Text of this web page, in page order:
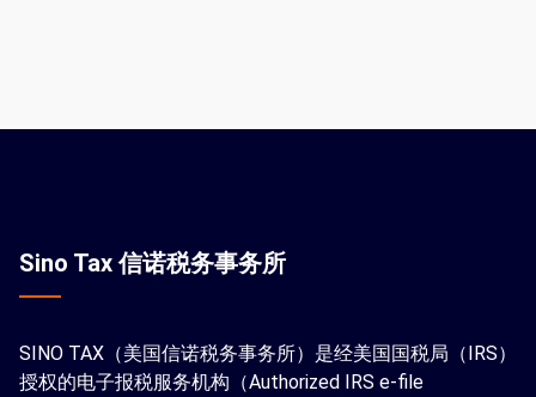
Sino Tax 信诺税务事务所
SINO TAX（美国信诺税务事务所）是经美国国税局（IRS）
授权的电子报税服务机构（Authorized IRS e-file